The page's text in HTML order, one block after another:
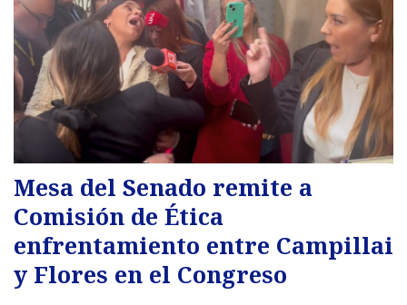
Mesa del Senado remite a
Comisión de Ética
enfrentamiento entre Campillai
y Flores en el Congreso